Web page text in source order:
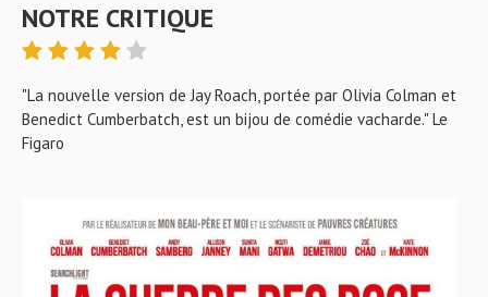
NOTRE CRITIQUE
"La nouvelle version de Jay Roach, portée par Olivia Colman et
Benedict Cumberbatch, est un bijou de comédie vacharde." Le
Figaro